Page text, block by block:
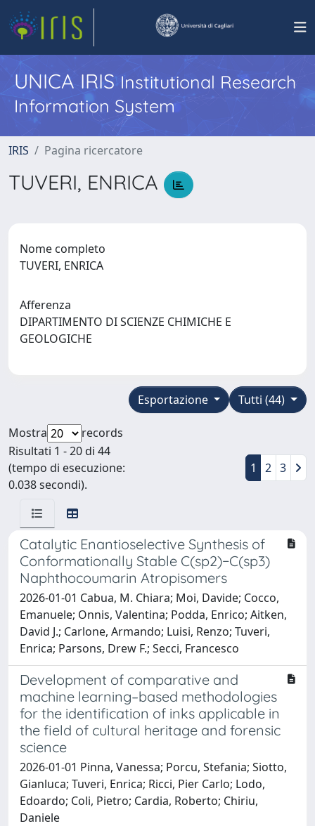
UNICA IRISInstitutional Research
Information System
IRIS Pagina ricercatore
TUVERI, ENRICA
Nome completo
TUVERI, ENRICA
Afferenza
DIPARTIMENTO DI SCIENZE CHIMICHE E
GEOLOGICHE
Tutti (44)
Esportazione
Mostra
records
Risultati 1 - 20 di 44
(tempo di esecuzione:
0.038 secondi).
1 2 3
Catalytic Enantioselective Synthesis of
Conformationally Stable C(sp2)−C(sp3)
Naphthocoumarin Atropisomers
2026-01-01 Cabua, M. Chiara; Moi, Davide; Cocco,
Emanuele; Onnis, Valentina; Podda, Enrico; Aitken,
David J.; Carlone, Armando; Luisi, Renzo; Tuveri,
Enrica; Parsons, Drew F.; Secci, Francesco
Development of comparative and
machine learning–based methodologies
for the identification of inks applicable in
the field of cultural heritage and forensic
science
2026-01-01 Pinna, Vanessa; Porcu, Stefania; Siotto,
Gianluca; Tuveri, Enrica; Ricci, Pier Carlo; Lodo,
Edoardo; Coli, Pietro; Cardia, Roberto; Chiriu,
Daniele